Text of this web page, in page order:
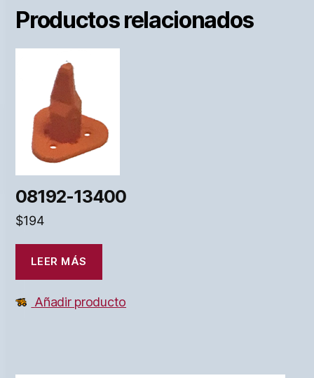
Productos relacionados
08192-13400
$194
LEER MÁS
Añadir producto